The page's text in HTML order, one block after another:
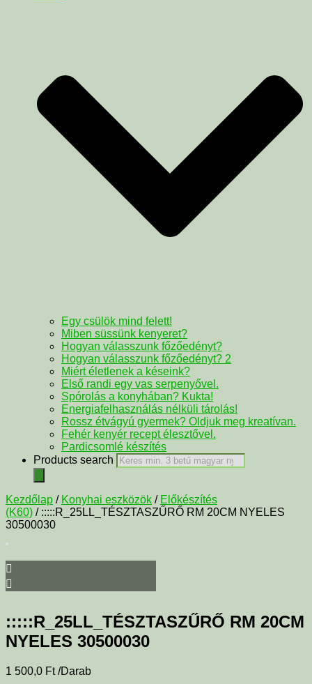
Egy csülök mind felett!
Miben süssünk kenyeret?
Hogyan válasszunk főzőedényt?
Hogyan válasszunk főzőedényt? 2
Miért életlenek a késeink?
Első randi egy vas serpenyővel.
Spórolás a konyhában? Kukta!
Energiafelhasználás nélküli tárolás!
Rossz étvágyú gyermek? Oldjuk meg kreatívan.
Fehér kenyér recept élesztővel.
Pardicsomlé készítés
Products search
Kezdőlap / Konyhai eszközök / Előkészítés
(K60) / :::::R_25LL_TÉSZTASZŰRŐ RM 20CM NYELES
30500030
:::::R_25LL_TÉSZTASZŰRŐ RM 20CM
NYELES 30500030
1 500,0 Ft /Darab